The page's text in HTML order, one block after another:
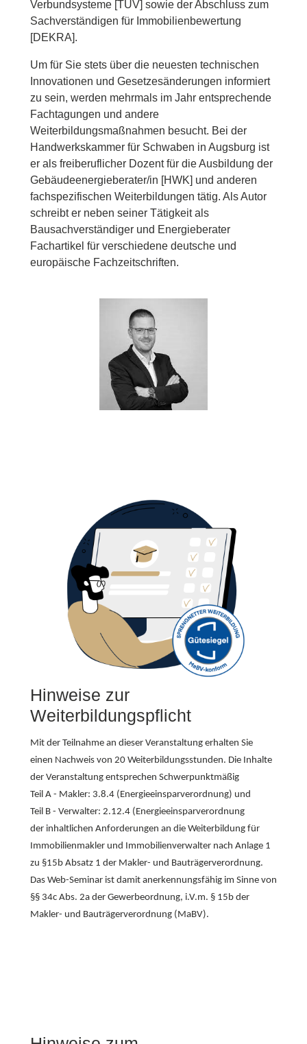
Verbundsysteme [TÜV] sowie der Abschluss zum
Sachverständigen für Immobilienbewertung
[DEKRA].
Um für Sie stets über die neuesten technischen
Innovationen und Gesetzesänderungen informiert
zu sein, werden mehrmals im Jahr entsprechende
Fachtagungen und andere
Weiterbildungsmaßnahmen besucht. Bei der
Handwerkskammer für Schwaben in Augsburg ist
er als freiberuflicher Dozent für die Ausbildung der
Gebäudeenergieberater/in [HWK] und anderen
fachspezifischen Weiterbildungen tätig. Als Autor
schreibt er neben seiner Tätigkeit als
Bausachverständiger und Energieberater
Fachartikel für verschiedene deutsche und
europäische Fachzeitschriften.
Hinweise zur
Weiterbildungspflicht
Mit der Teilnahme an dieser Veranstaltung erhalten Sie
einen Nachweis von 20 Weiterbildungsstunden. Die Inhalte
der Veranstaltung entsprechen Schwerpunktmäßig
Teil A - Makler: 3.8.4 (Energieeinsparverordnung) und
Teil B - Verwalter: 2.12.4 (Energieeinsparverordnung
der inhaltlichen Anforderungen an die Weiterbildung für
Immobilienmakler und Immobilienverwalter nach Anlage 1
zu §15b Absatz 1 der Makler- und Bauträgerverordnung.
Das Web-Seminar ist damit anerkennungsfähig im Sinne von
§§ 34c Abs. 2a der Gewerbeordnung, i.V.m. § 15b der
Makler- und Bauträgerverordnung (MaBV).